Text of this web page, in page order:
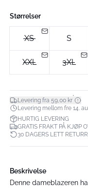
Størrelser
XS S
XXL 3XL
Levering fra 59,00 kr*
Levering mellom fre 14.
HURTIG LEVERING
GRATIS FRAKT PÅ KJØP
30 DAGERS LETT
Beskrivelse
Denne dameblazeren